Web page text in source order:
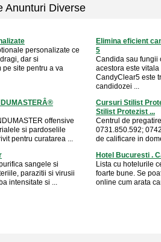
Anunturi Diverse
personalizate ce
dar si
pe site pentru a va
Elimina eficient
5
Candida sau fungii
acestora este
CandyClear5 este
candidozei ...
offensive
si pardoselile
pentru curatarea ...
Cursuri Stilist
Stilist Protezist ...
Centrul de
0731.850.592;
de calificare in
sangele si
parazitii si virusii
intensitate si ...
Hotel Bucuresti .
Lista cu hotelurile
foarte bune. Se
online cum arata